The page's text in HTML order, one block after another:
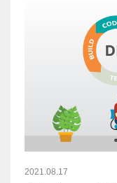
2021.08.17